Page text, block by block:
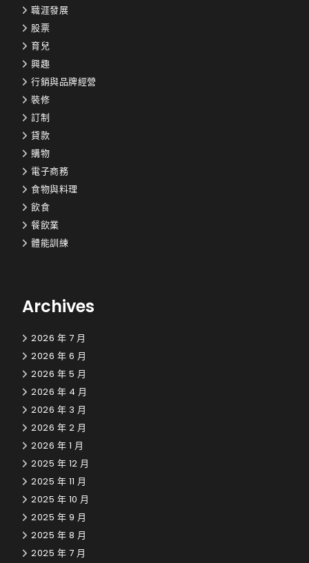
職涯發展
股票
育兒
興趣
行銷與品牌經營
裝修
訂制
貸款
購物
電子商務
食物與料理
飲食
餐飲業
體能訓練
Archives
2026 年 7 月
2026 年 6 月
2026 年 5 月
2026 年 4 月
2026 年 3 月
2026 年 2 月
2026 年 1 月
2025 年 12 月
2025 年 11 月
2025 年 10 月
2025 年 9 月
2025 年 8 月
2025 年 7 月